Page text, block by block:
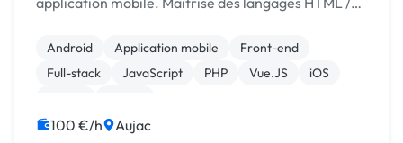
(IOS) / Java (Android). Très bonne expérience du
framework Code...
Android Application mobile
Front-end
Full-stack
JavaScript PHP Vue.JS
iOS
100 €/h Aujac